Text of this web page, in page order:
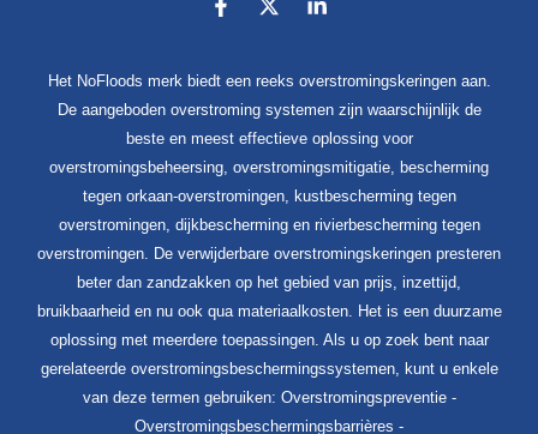
Het NoFloods merk biedt een reeks overstromingskeringen aan.
De aangeboden overstroming systemen zijn waarschijnlijk de
beste en meest effectieve oplossing voor
overstromingsbeheersing, overstromingsmitigatie, bescherming
tegen orkaan-overstromingen, kustbescherming tegen
overstromingen, dijkbescherming en rivierbescherming tegen
overstromingen. De verwijderbare overstromingskeringen presteren
beter dan zandzakken op het gebied van prijs, inzettijd,
bruikbaarheid en nu ook qua materiaalkosten. Het is een duurzame
oplossing met meerdere toepassingen. Als u op zoek bent naar
gerelateerde overstromingsbeschermingssystemen, kunt u enkele
van deze termen gebruiken: Overstromingspreventie -
Overstromingsbeschermingsbarrières -